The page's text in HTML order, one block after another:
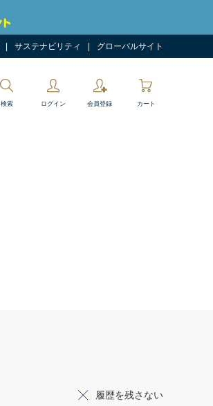
サステナビリティ グローバルサイト
検索 ログイン 会員登録 カート
履歴を残さない